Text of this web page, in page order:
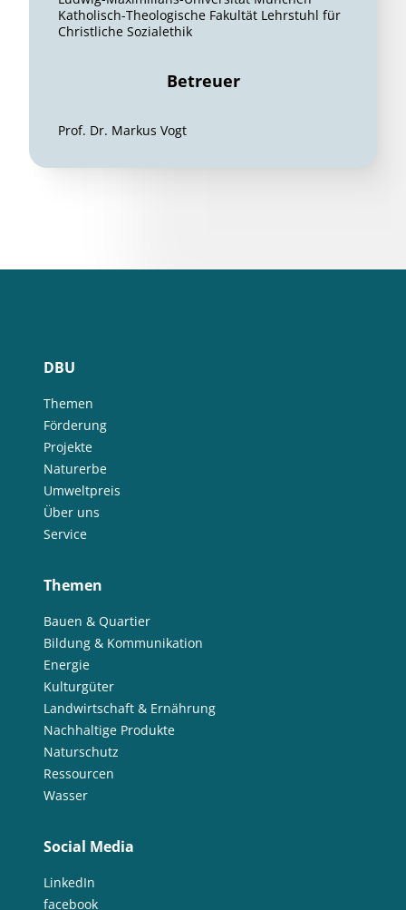
Katholisch-Theologische Fakultät Lehrstuhl für
Christliche Sozialethik
Betreuer
Prof. Dr. Markus Vogt
DBU
Themen
Förderung
Projekte
Naturerbe
Umweltpreis
Über uns
Service
Themen
Bauen & Quartier
Bildung & Kommunikation
Energie
Kulturgüter
Landwirtschaft & Ernährung
Nachhaltige Produkte
Naturschutz
Ressourcen
Wasser
Social Media
LinkedIn
facebook